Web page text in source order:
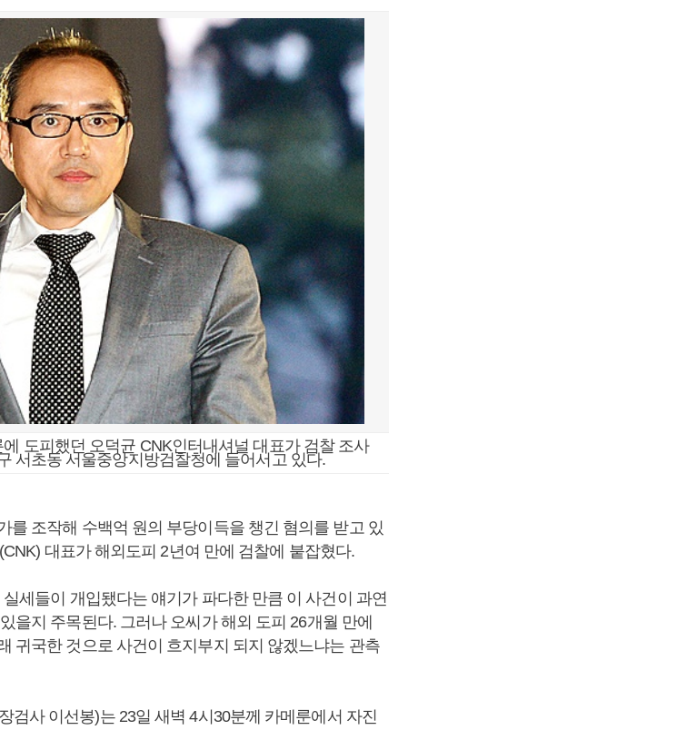
도피했던 오덕균 CNK인터내셔널 대표가 검찰 조사
서초동 서울중앙지방검찰청에 들어서고 있다.
를 조작해 수백억 원의 부당이득을 챙긴 혐의를 받고 있
대표가 해외도피 2년여 만에 검찰에 붙잡혔다.
세들이 개입됐다는 얘기가 파다한 만큼 이 사건이 과연
을지 주목된다. 그러나 오씨가 해외 도피 26개월 만에
귀국한 것으로 사건이 흐지부지 되지 않겠느냐는 관측
검사 이선봉)는 23일 새벽 4시30분께 카메룬에서 자진